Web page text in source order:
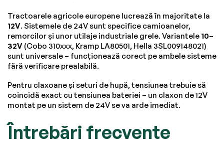
Tractoarele agricole europene lucrează în majoritate la
12V. Sistemele de 24V sunt specifice camioanelor,
remorcilor și unor utilaje industriale grele. Variantele 10–
32V (Cobo 310xxx, Kramp LA80501, Hella 3SL009148021)
sunt universale – funcționează corect pe ambele sisteme
fără verificare prealabilă.
Pentru claxoane și seturi de hupă, tensiunea trebuie să
coincidă exact cu tensiunea bateriei – un claxon de 12V
montat pe un sistem de 24V se va arde imediat.
Întrebări frecvente